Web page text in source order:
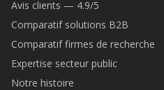
Avis clients — 4.9/5
Comparatif solutions B2B
Comparatif firmes de recherche
Expertise secteur public
Notre histoire